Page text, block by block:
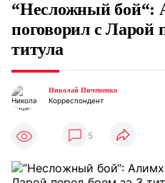
“Несложный бой“:
поговорил с Ларой
титула
Николай Пичененко
Корреспондент
5